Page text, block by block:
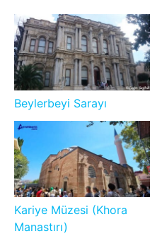
Beylerbeyi Sarayı
Kariye Müzesi (Khora
Manastırı)